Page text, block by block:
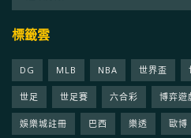
標籤雲
DG MLB NBA 世界盃
世足 世足賽 六合彩 博弈遊
娛樂城註冊 巴西 樂透 歐博